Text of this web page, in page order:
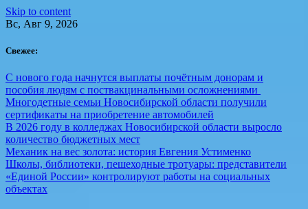
Skip to content
Вс, Авг 9, 2026
Свежее:
С нового года начнутся выплаты почётным донорам и
пособия людям с поствакцинальными осложнениями
Многодетные семьи Новосибирской области получили
сертификаты на приобретение автомобилей
В 2026 году в колледжах Новосибирской области выросло
количество бюджетных мест
Механик на вес золота: история Евгения Устименко
Школы, библиотеки, пешеходные тротуары: представители
«Единой России» контролируют работы на социальных
объектах